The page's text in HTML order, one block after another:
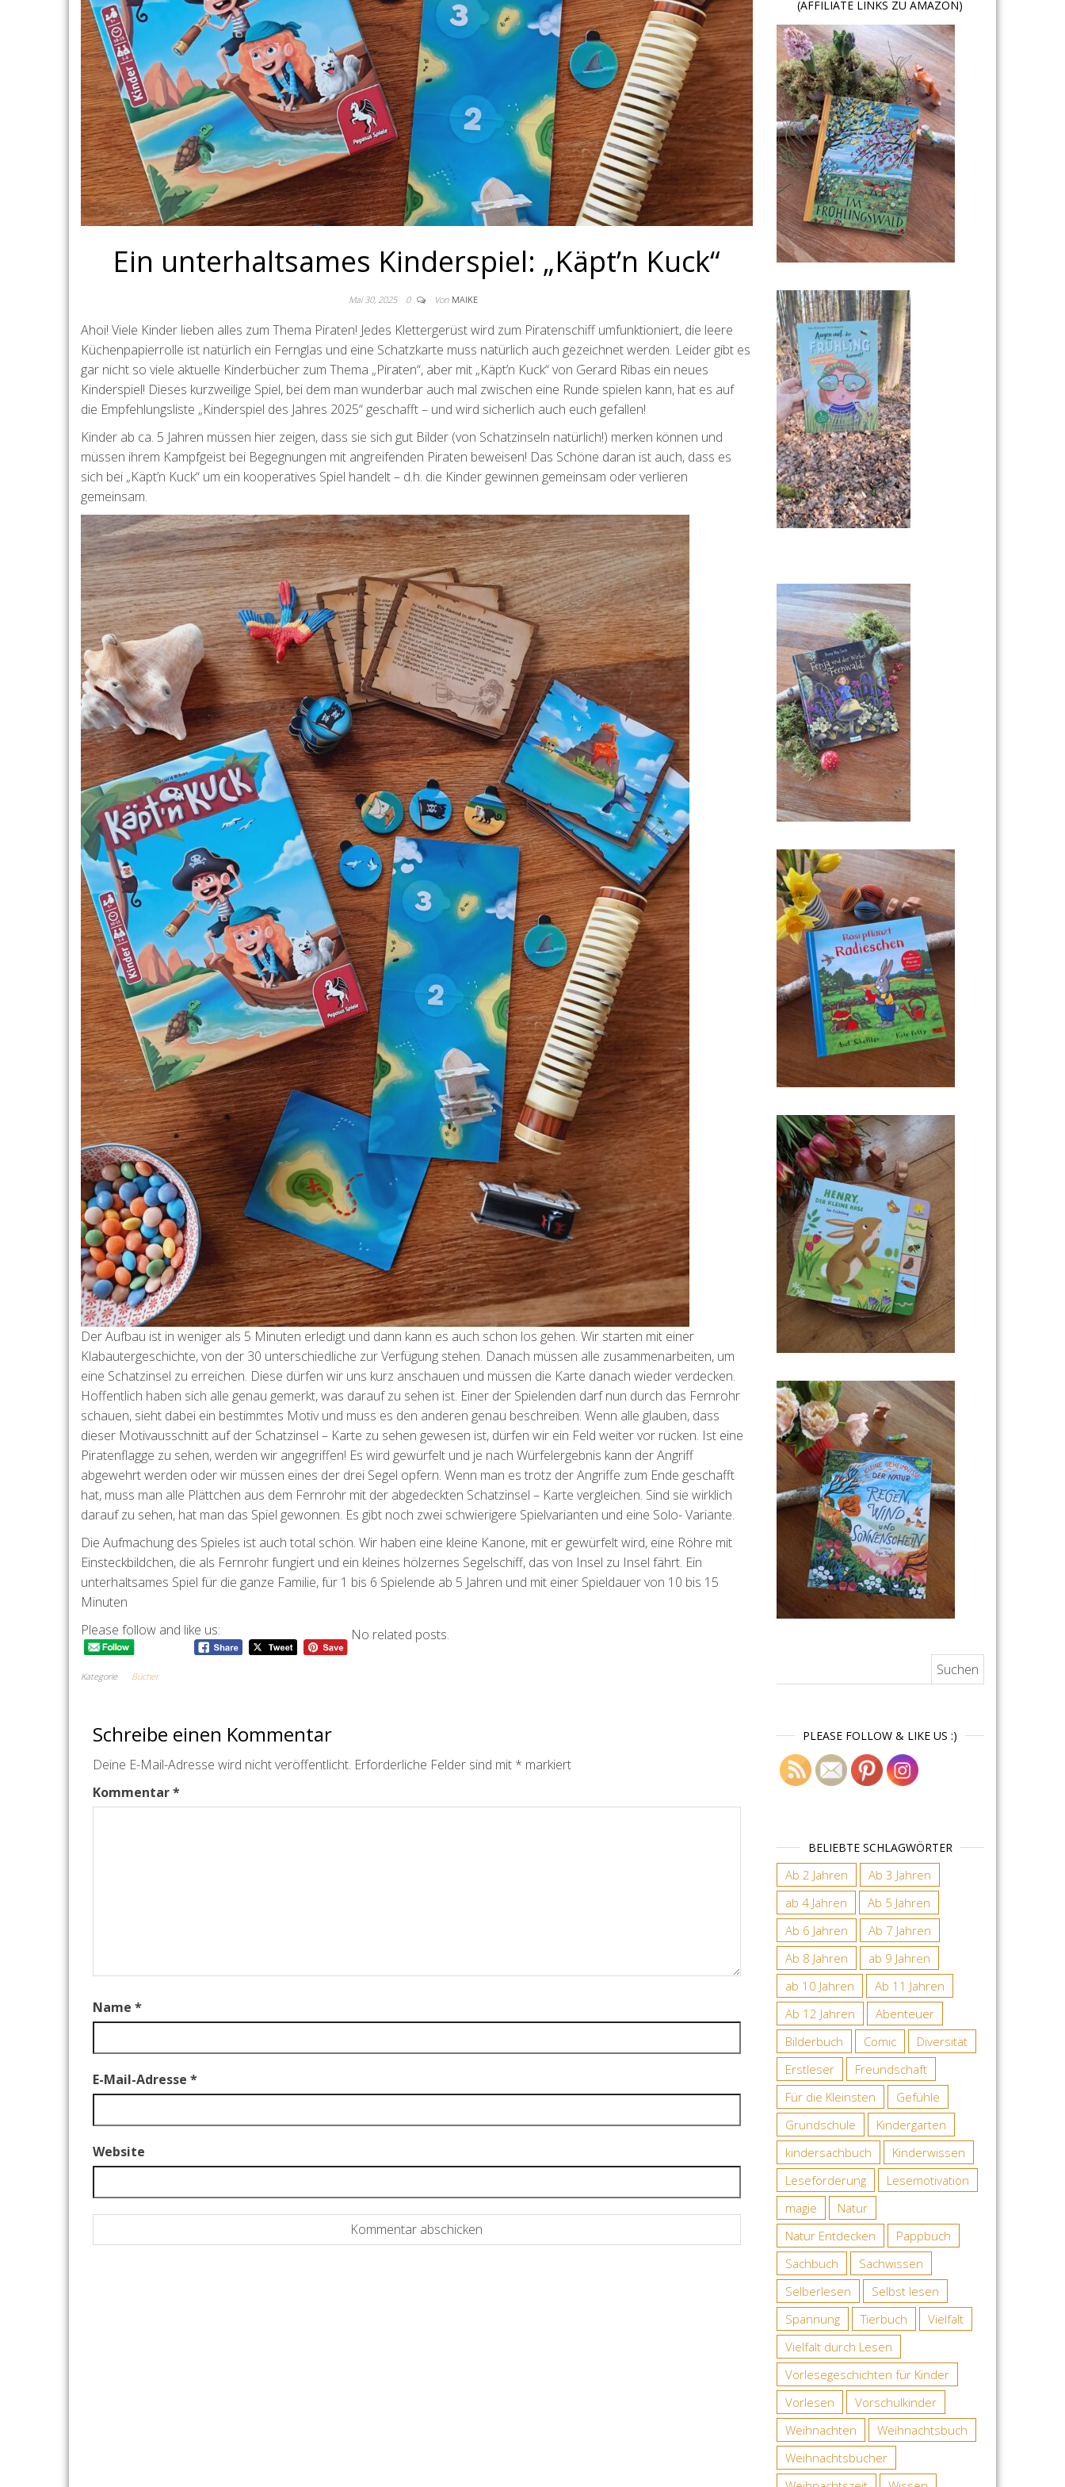
Ein unterhaltsames Kinderspiel: „Käpt’n Kuck“
Mai 30, 2025 0 Von MAIKE
Ahoi! Viele Kinder lieben alles zum Thema Piraten! Jedes Klettergerüst wird zum Piratenschiff umfunktioniert, die leere
Küchenpapierrolle ist natürlich ein Fernglas und eine Schatzkarte muss natürlich auch gezeichnet werden. Leider gibt es
gar nicht so viele aktuelle Kinderbücher zum Thema „Piraten“, aber mit „Käpt’n Kuck“ von Gerard Ribas ein neues
Kinderspiel! Dieses kurzweilige Spiel, bei dem man wunderbar auch mal zwischen eine Runde spielen kann, hat es auf
die Empfehlungsliste „Kinderspiel des Jahres 2025“ geschafft – und wird sicherlich auch euch gefallen!
Kinder ab ca. 5 Jahren müssen hier zeigen, dass sie sich gut Bilder (von Schatzinseln natürlich!) merken können und
müssen ihrem Kampfgeist bei Begegnungen mit angreifenden Piraten beweisen! Das Schöne daran ist auch, dass es
sich bei „Käpt’n Kuck“ um ein kooperatives Spiel handelt – d.h. die Kinder gewinnen gemeinsam oder verlieren
gemeinsam.
Der Aufbau ist in weniger als 5 Minuten erledigt und dann kann es auch schon los gehen. Wir starten mit einer
Klabautergeschichte, von der 30 unterschiedliche zur Verfügung stehen. Danach müssen alle zusammenarbeiten, um
eine Schatzinsel zu erreichen. Diese dürfen wir uns kurz anschauen und müssen die Karte danach wieder verdecken.
Hoffentlich haben sich alle genau gemerkt, was darauf zu sehen ist. Einer der Spielenden darf nun durch das Fernrohr
schauen, sieht dabei ein bestimmtes Motiv und muss es den anderen genau beschreiben. Wenn alle glauben, dass
dieser Motivausschnitt auf der Schatzinsel – Karte zu sehen gewesen ist, dürfen wir ein Feld weiter vor rücken. Ist eine
Piratenflagge zu sehen, werden wir angegriffen! Es wird gewürfelt und je nach Würfelergebnis kann der Angriff
abgewehrt werden oder wir müssen eines der drei Segel opfern. Wenn man es trotz der Angriffe zum Ende geschafft
hat, muss man alle Plättchen aus dem Fernrohr mit der abgedeckten Schatzinsel – Karte vergleichen. Sind sie wirklich
darauf zu sehen, hat man das Spiel gewonnen. Es gibt noch zwei schwierigere Spielvarianten und eine Solo- Variante.
Die Aufmachung des Spieles ist auch total schön. Wir haben eine kleine Kanone, mit er gewürfelt wird, eine Röhre mit
Einsteckbildchen, die als Fernrohr fungiert und ein kleines hölzernes Segelschiff, das von Insel zu Insel fährt. Ein
unterhaltsames Spiel für die ganze Familie, für 1 bis 6 Spielende ab 5 Jahren und mit einer Spieldauer von 10 bis 15
Minuten
Please follow and like us:
No related posts.
Kategorie Bücher
Schreibe einen Kommentar
Deine E-Mail-Adresse wird nicht veröffentlicht. Erforderliche Felder sind mit * markiert
Kommentar*
Name *
E-Mail-Adresse *
Website
(AFFILIATE LINKS ZU AMAZON)
PLEASE FOLLOW & LIKE US :)
BELIEBTE SCHLAGWÖRTER
Ab 2 Jahren
Ab 3 Jahren
ab 4 Jahren
Ab 5 Jahren
Ab 6 Jahren
Ab 7 Jahren
Ab 8 Jahren
ab 9 Jahren
ab 10 Jahren
Ab 11 Jahren
Ab 12 Jahren
Abenteuer
Bilderbuch
Comic
Diversität
Erstleser
Freundschaft
Für die Kleinsten
Gefühle
Grundschule
Kindergarten
kindersachbuch
Kinderwissen
Leseförderung
Lesemotivation
magie
Natur
Natur Entdecken
Pappbuch
Sachbuch
Sachwissen
Selberlesen
Selbst lesen
Spannung
Tierbuch
Vielfalt
Vielfalt durch Lesen
Vorlesegeschichten für Kinder
Vorlesen
Vorschulkinder
Weihnachten
Weihnachtsbuch
Weihnachtsbücher